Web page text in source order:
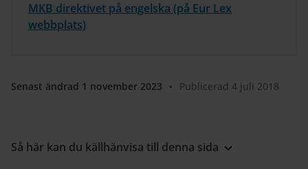
MKB direktivet på engelska (på Eur Lex
webbplats)
Senast ändrad 1 november 2023 • Publicerad 4 juli 2018
Så här kan du källhänvisa till denna sida